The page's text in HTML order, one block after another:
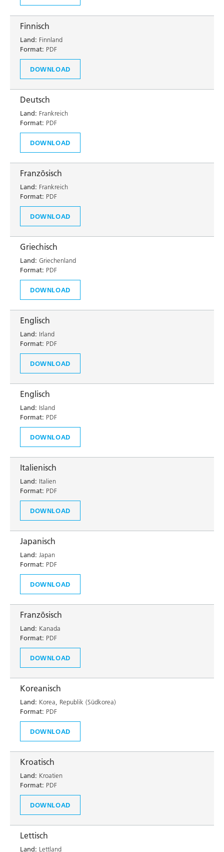
Finnisch
Land: Finnland
Format: PDF
DOWNLOAD
Deutsch
Land: Frankreich
Format: PDF
DOWNLOAD
Französisch
Land: Frankreich
Format: PDF
DOWNLOAD
Griechisch
Land: Griechenland
Format: PDF
DOWNLOAD
Englisch
Land: Irland
Format: PDF
DOWNLOAD
Englisch
Land: Island
Format: PDF
DOWNLOAD
Italienisch
Land: Italien
Format: PDF
DOWNLOAD
Japanisch
Land: Japan
Format: PDF
DOWNLOAD
Französisch
Land: Kanada
Format: PDF
DOWNLOAD
Koreanisch
Land: Korea, Republik (Südkorea)
Format: PDF
DOWNLOAD
Kroatisch
Land: Kroatien
Format: PDF
DOWNLOAD
Lettisch
Land: Lettland